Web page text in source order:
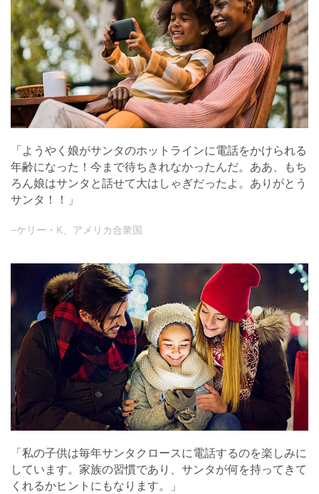
「ようやく娘がサンタのホットラインに電話をかけられる
年齢になった！今まで待ちきれなかったんだ。ああ、もち
ろん娘はサンタと話せて大はしゃぎだったよ。ありがとう
サンタ！！」
−ケリー・K、アメリカ合衆国
「私の子供は毎年サンタクロースに電話するのを楽しみに
しています。家族の習慣であり、サンタが何を持ってきて
くれるかヒントにもなります。」